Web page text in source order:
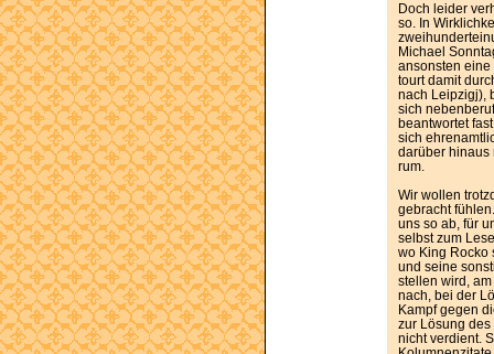
Doch leider
so. In
Michael
ansonsten
tourt damit
nach Leipzigj),
sich
beantwortet
sich
darüber hinaus
rum.
Wir wollen
gebracht
uns so ab, für
selbst zum
wo King Rocko
und seine
stellen wird,
nach, bei der
Kampf gegen
zur Lösung
nicht verdient.